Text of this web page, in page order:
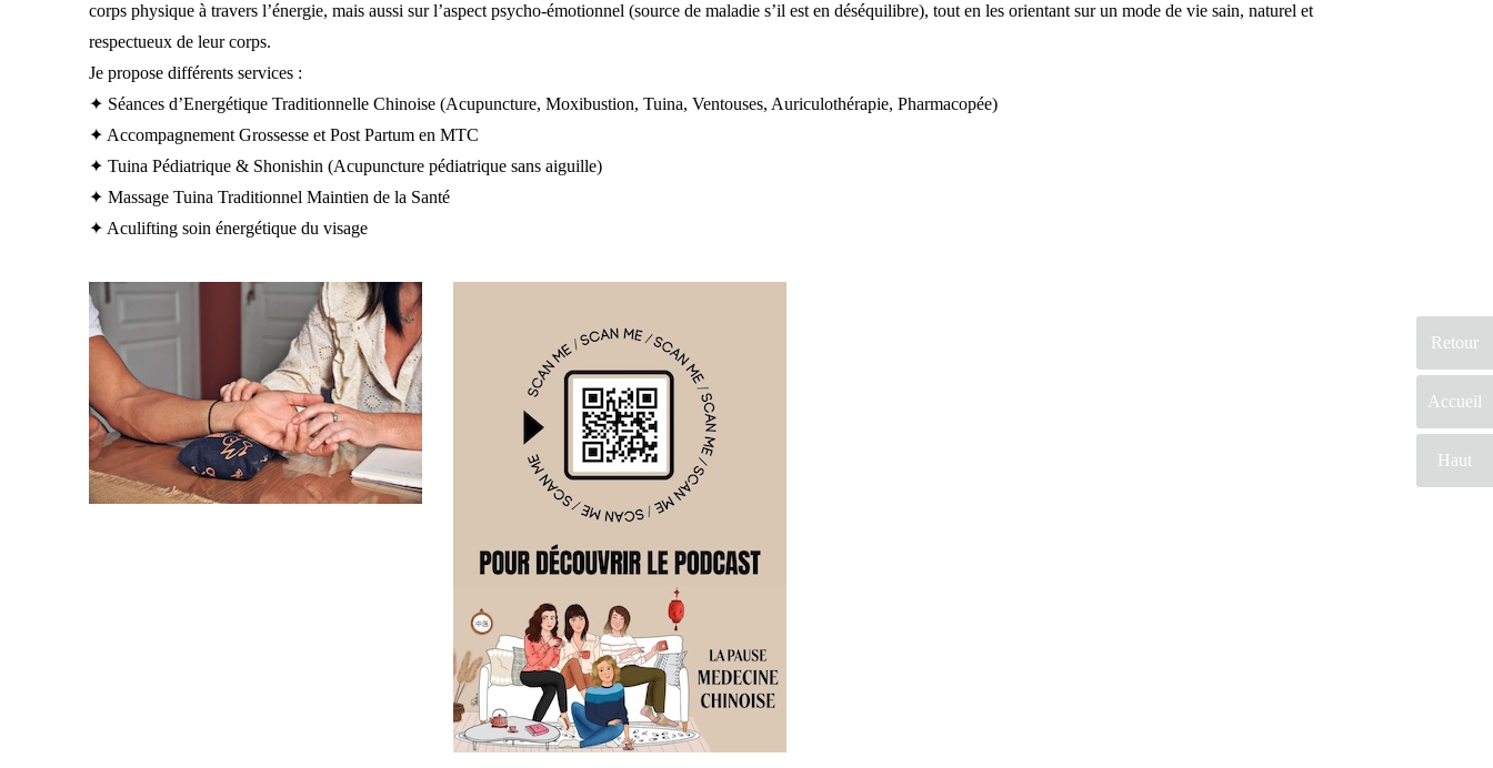
Retour
Accueil
Haut
corps physique à travers l’énergie, mais aussi sur l’aspect psycho-émotionnel (source de maladie s’il est en déséquilibre), tout en les orientant sur un mode de vie sain, naturel et
respectueux de leur corps.
Je propose différents services :
✦ Séances d’Energétique Traditionnelle Chinoise (Acupuncture, Moxibustion, Tuina, Ventouses, Auriculothérapie, Pharmacopée)
✦ Accompagnement Grossesse et Post Partum en MTC
✦ Tuina Pédiatrique & Shonishin (Acupuncture pédiatrique sans aiguille)
✦ Massage Tuina Traditionnel Maintien de la Santé
✦ Aculifting soin énergétique du visage